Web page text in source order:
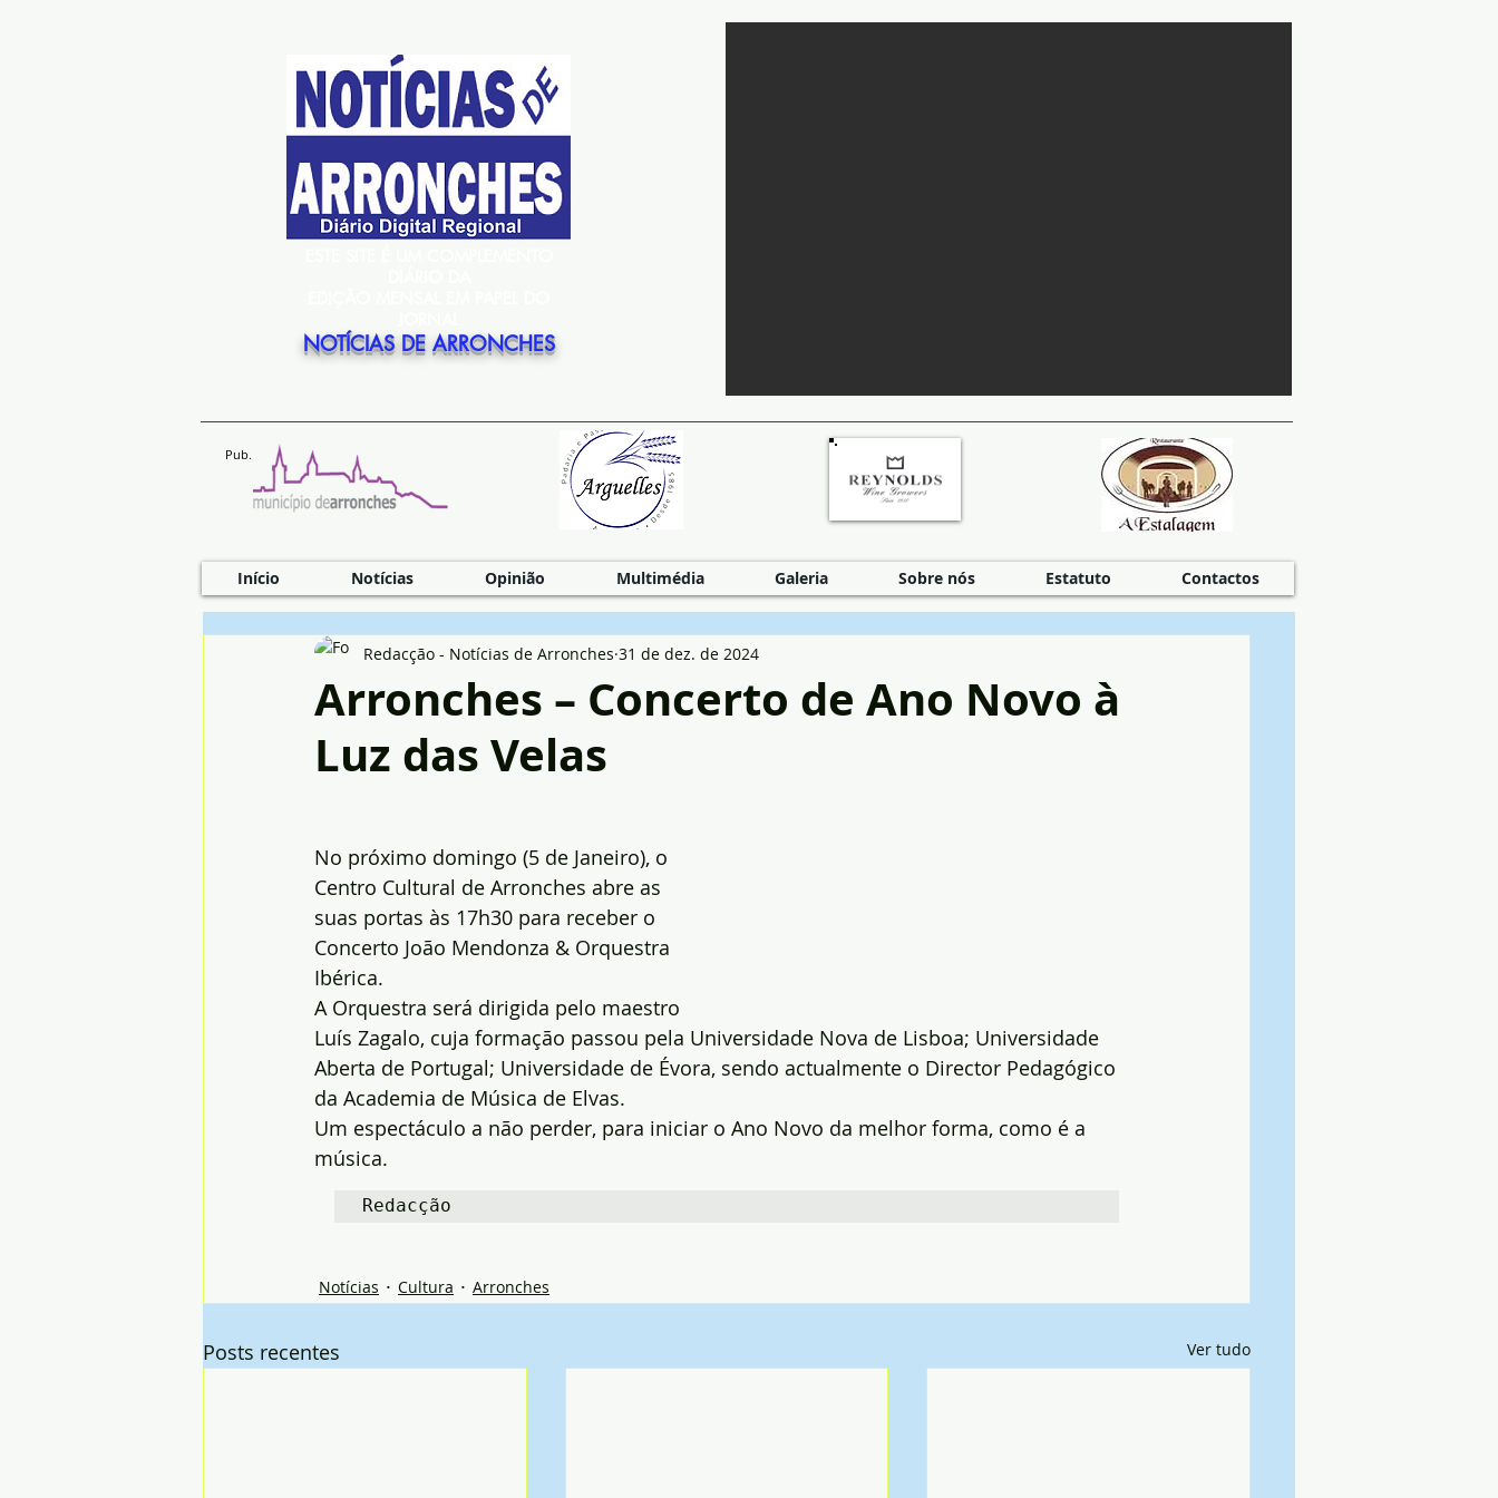
NOTÍCIAS DE ARRONCHES
Pub.
Início Notícias Opinião Multimédia Galeria Sobre nós Estatuto Contactos
Arronches – Concerto de Ano Novo à
Luz das Velas
Redacção - Notícias de Arronches 31 de dez. de 2024
No próximo domingo (5 de Janeiro), o
Centro Cultural de Arronches abre as
suas portas às 17h30 para receber o
Concerto João Mendonza & Orquestra
Ibérica.
A Orquestra será dirigida pelo maestro
Luís Zagalo, cuja formação passou pela Universidade Nova de Lisboa; Universidade
Aberta de Portugal; Universidade de Évora, sendo actualmente o Director Pedagógico
da Academia de Música de Elvas.
Um espectáculo a não perder, para iniciar o Ano Novo da melhor forma, como é a
música.
Redacção
Notícias Cultura Arronches
Posts recentes Ver tudo